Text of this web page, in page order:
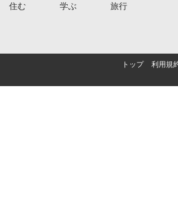
住む 学ぶ 旅行
トップ 利用規